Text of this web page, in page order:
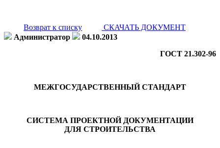
Возврат к списку
СКАЧАТЬ ДОКУМЕНТ
Администратор
04.10.2013
ГОСТ 21.302-96
МЕЖГОСУДАРСТВЕННЫЙ СТАНДАРТ
СИСТЕМА ПРОЕКТНОЙ ДОКУМЕНТАЦИИ
ДЛЯ СТРОИТЕЛЬСТВА